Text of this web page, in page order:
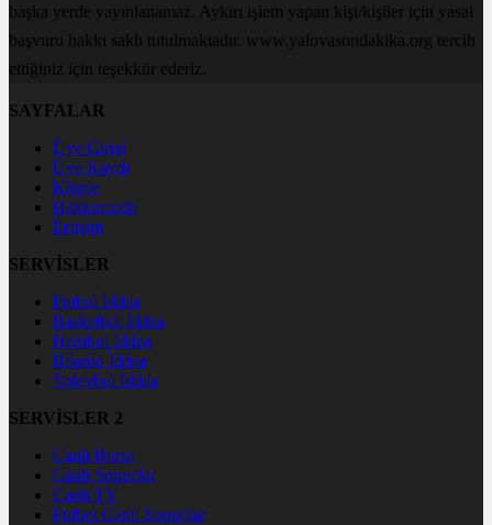
başka yerde yayınlanamaz. Aykırı işlem yapan kişi/kişiler için yasal
başvuru hakkı saklı tutulmaktadır. www.yalovasondakika.org tercih
ettiğiniz için teşekkür ederiz.
SAYFALAR
Üye Girişi
Üye Kaydı
Künye
Hakkımızda
İletişim
SERVİSLER
Futbol İddaa
Basketbol İddaa
Hentbol İddaa
Bilardo İddaa
Voleybol İddaa
SERVİSLER 2
Canlı Borsa
Canlı Sonuçlar
Canlı TV
Futbol Canlı Sonuçlar